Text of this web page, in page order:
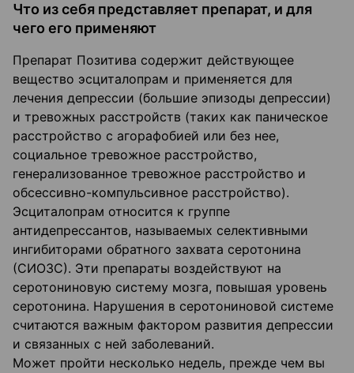
Что из себя представляет препарат, и для
чего его применяют
Препарат Позитива содержит действующее
вещество эсциталопрам и применяется для
лечения депрессии (большие эпизоды депрессии)
и тревожных расстройств (таких как паническое
расстройство с агорафобией или без нее,
социальное тревожное расстройство,
генерализованное тревожное расстройство и
обсессивно-компульсивное расстройство).
Эсциталопрам относится к группе
антидепрессантов, называемых селективными
ингибиторами обратного захвата серотонина
(СИОЗС). Эти препараты воздействуют на
серотониновую систему мозга, повышая уровень
серотонина. Нарушения в серотониновой системе
считаются важным фактором развития депрессии
и связанных с ней заболеваний.
Может пройти несколько недель, прежде чем вы